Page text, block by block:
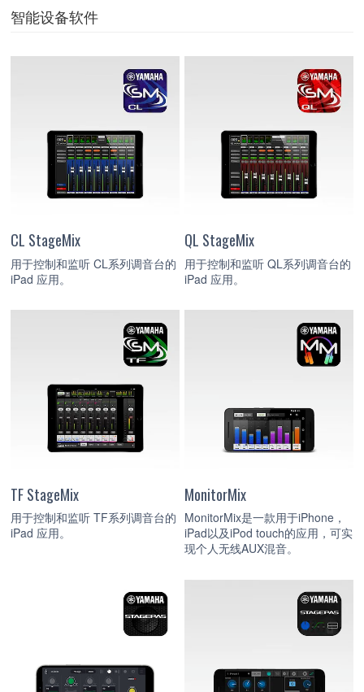
智能设备软件
CL StageMix
用于控制和监听 CL系列调音台的
iPad 应用。
QL StageMix
用于控制和监听 QL系列调音台的
iPad 应用。
TF StageMix
用于控制和监听 TF系列调音台的
iPad 应用。
MonitorMix
MonitorMix是一款用于iPhone，
iPad以及iPod touch的应用，可实
现个人无线AUX混音。